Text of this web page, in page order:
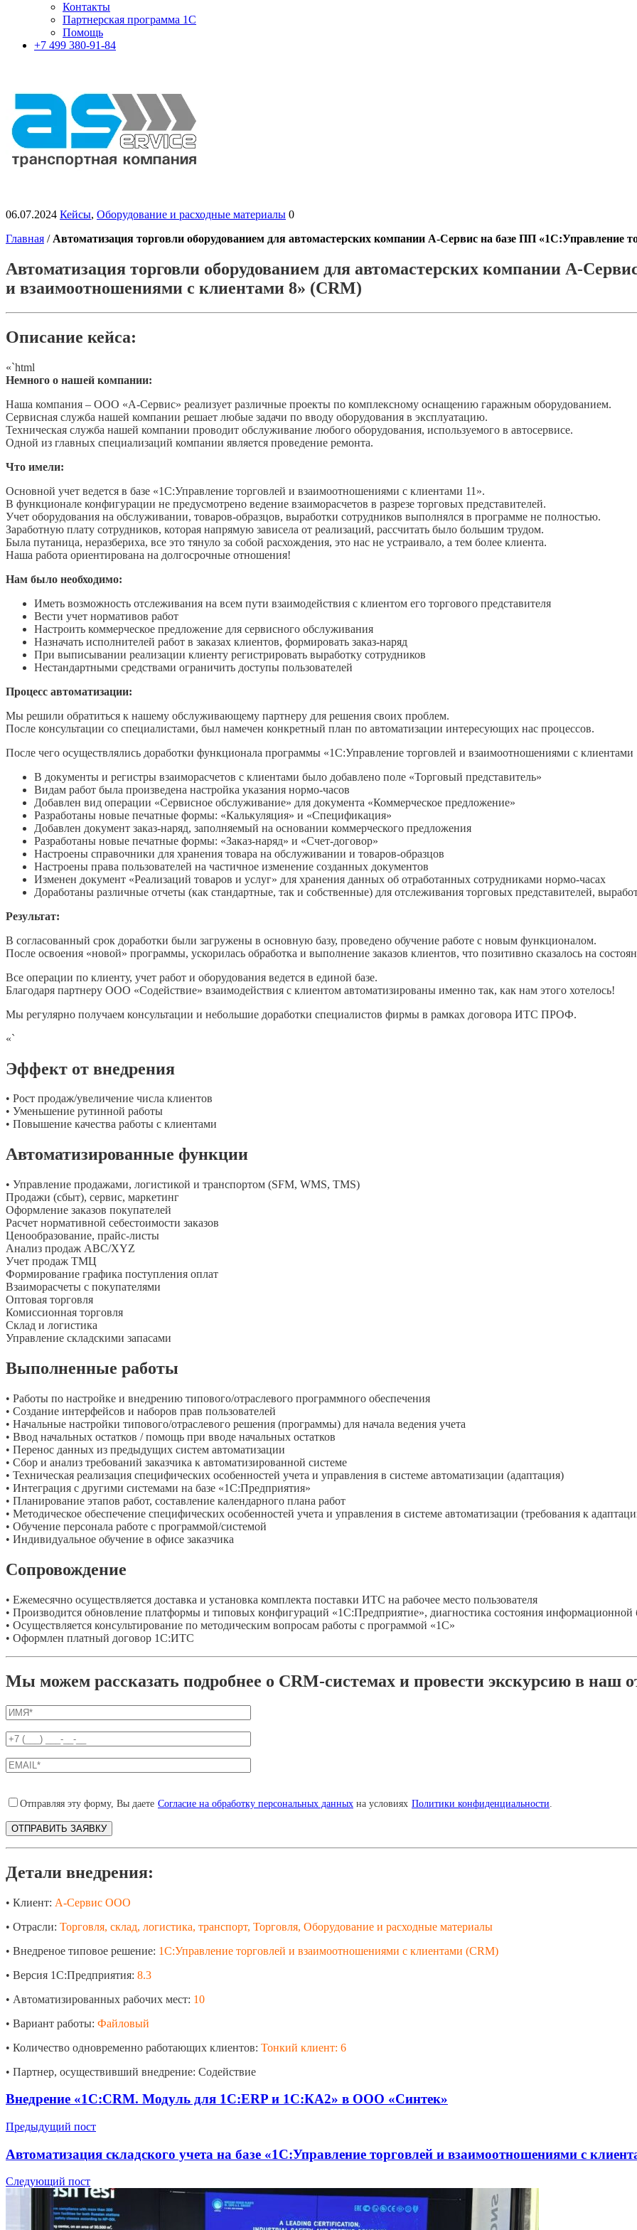
Контакты
Партнерская программа 1С
Помощь
+7 499 380-91-84
06.07.2024 Кейсы, Оборудование и расходные материалы 0
Главная / Автоматизация торговли оборудованием для автомастерских компании А-Сервис на базе ПП «1С:Управление
Автоматизация торговли оборудованием для автомастерских компании А-
и взаимоотношениями с клиентами 8» (CRM)
Описание кейса:
«`html
Немного о нашей компании:
Наша компания – ООО «А-Сервис» реализует различные проекты по комплексному оснащению гаражным оборудованием.
Сервисная служба нашей компании решает любые задачи по вводу оборудования в эксплуатацию.
Техническая служба нашей компании проводит обслуживание любого оборудования, используемого в автосервисе.
Одной из главных специализаций компании является проведение ремонта.
Что имели:
Основной учет ведется в базе «1С:Управление торговлей и взаимоотношениями с клиентами 11».
В функционале конфигурации не предусмотрено ведение взаиморасчетов в разрезе торговых представителей.
Учет оборудования на обслуживании, товаров-образцов, выработки сотрудников выполнялся в программе не полностью.
Заработную плату сотрудников, которая напрямую зависела от реализаций, рассчитать было большим трудом.
Была путаница, неразбериха, все это тянуло за собой расхождения, это нас не устраивало, а тем более клиента.
Наша работа ориентирована на долгосрочные отношения!
Нам было необходимо:
Иметь возможность отслеживания на всем пути взаимодействия с клиентом его торгового представителя
Вести учет нормативов работ
Настроить коммерческое предложение для сервисного обслуживания
Назначать исполнителей работ в заказах клиентов, формировать заказ-наряд
При выписывании реализации клиенту регистрировать выработку сотрудников
Нестандартными средствами ограничить доступы пользователей
Процесс автоматизации:
Мы решили обратиться к нашему обслуживающему партнеру для решения своих проблем.
После консультации со специалистами, был намечен конкретный план по автоматизации интересующих нас процессов.
После чего осуществлялись доработки функционала программы «1С:Управление торговлей и взаимоотношениями с клиентами
В документы и регистры взаиморасчетов с клиентами было добавлено поле «Торговый представитель»
Видам работ была произведена настройка указания нормо-часов
Добавлен вид операции «Сервисное обслуживание» для документа «Коммерческое предложение»
Разработаны новые печатные формы: «Калькуляция» и «Спецификация»
Добавлен документ заказ-наряд, заполняемый на основании коммерческого предложения
Разработаны новые печатные формы: «Заказ-наряд» и «Счет-договор»
Настроены справочники для хранения товара на обслуживании и товаров-образцов
Настроены права пользователей на частичное изменение созданных документов
Изменен документ «Реализаций товаров и услуг» для хранения данных об отработанных сотрудниками нормо-часах
Доработаны различные отчеты (как стандартные, так и собственные) для отслеживания торговых представителей,
Результат:
В согласованный срок доработки были загружены в основную базу, проведено обучение работе с новым функционалом.
После освоения «новой» программы, ускорилась обработка и выполнение заказов клиентов, что позитивно сказалось на
Все операции по клиенту, учет работ и оборудования ведется в единой базе.
Благодаря партнеру ООО «Содействие» взаимодействия с клиентом автоматизированы именно так, как нам этого хотелось!
Мы регулярно получаем консультации и небольшие доработки специалистов фирмы в рамках договора ИТС ПРОФ.
«`
Эффект от внедрения
• Рост продаж/увеличение числа клиентов
• Уменьшение рутинной работы
• Повышение качества работы с клиентами
Автоматизированные функции
• Управление продажами, логистикой и транспортом (SFM, WMS, TMS)
Продажи (сбыт), сервис, маркетинг
Оформление заказов покупателей
Расчет нормативной себестоимости заказов
Ценообразование, прайс-листы
Анализ продаж ABC/XYZ
Учет продаж ТМЦ
Формирование графика поступления оплат
Взаиморасчеты с покупателями
Оптовая торговля
Комиссионная торговля
Склад и логистика
Управление складскими запасами
Выполненные работы
• Работы по настройке и внедрению типового/отраслевого программного обеспечения
• Создание интерфейсов и наборов прав пользователей
• Начальные настройки типового/отраслевого решения (программы) для начала ведения учета
• Ввод начальных остатков / помощь при вводе начальных остатков
• Перенос данных из предыдущих систем автоматизации
• Сбор и анализ требований заказчика к автоматизированной системе
• Техническая реализация специфических особенностей учета и управления в системе автоматизации (адаптация)
• Интеграция с другими системами на базе «1С:Предприятия»
• Планирование этапов работ, составление календарного плана работ
• Методическое обеспечение специфических особенностей учета и управления в системе автоматизации (требования к
• Обучение персонала работе с программой/системой
• Индивидуальное обучение в офисе заказчика
Сопровождение
• Ежемесячно осуществляется доставка и установка комплекта поставки ИТС на рабочее место пользователя
• Производится обновление платформы и типовых конфигураций «1С:Предприятие», диагностика состояния информационной
• Осуществляется консультирование по методическим вопросам работы с программой «1С»
• Оформлен платный договор 1С:ИТС
Мы можем рассказать подробнее о CRM-системах и провести экскурсию в наш
Отправляя эту форму, Вы даете Согласие на обработку персональных данных на условиях Политики конфиденциальности
Детали внедрения:
• Клиент: А-Сервис ООО
• Отрасли: Торговля, склад, логистика, транспорт, Торговля, Оборудование и расходные материалы
• Внедреное типовое решение: 1С:Управление торговлей и взаимоотношениями с клиентами (CRM)
• Версия 1С:Предприятия: 8.3
• Автоматизированных рабочих мест: 10
• Вариант работы: Файловый
• Количество одновременно работающих клиентов: Тонкий клиент: 6
• Партнер, осуществивший внедрение: Содействие
Внедрение «1С:CRM. Модуль для 1С:ERP и 1С:КА2» в ООО «Синтек»
Предыдущий пост
Автоматизация складского учета на базе «1С:Управление торговлей и взаимоотношениями с
Следующий пост